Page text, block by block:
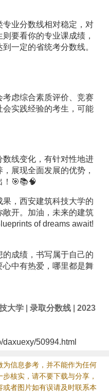
业分数线相对稳定，对
要看你的专业课成绩，
一定的省统考分数线。
虑综合素质评价、竞赛
实践经验的考生，可能
线变化，有针对性地进
展现全面发展的优势，
！🎯📚🧠
，西安建筑科技大学的
开。加油，未来的建筑
of dreams await!
成绩，书写属于自己的
中有热爱，哪里都是舞
大学| 录取分数线| 2023
50994.html
信息参考，并不能作为任何
核实，请不要下载与分享，
者图片如有误请及时联系本